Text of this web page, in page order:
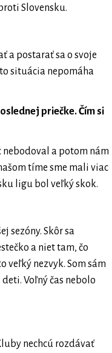
Slovensku.
a postarať sa o svoje
situácia nepomáha
priečke. Čím si
nebodoval a potom nám
tíme sme mali viac
ligu bol veľký skok.
sezóny. Skôr sa
a niet tam, čo
veľký nezvyk. Som sám
Voľný čas nebolo
nechcú rozdávať